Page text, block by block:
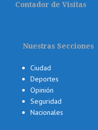
Contador de Visitas
Nuestras Secciones
Ciudad
Deportes
Opinión
Seguridad
Nacionales